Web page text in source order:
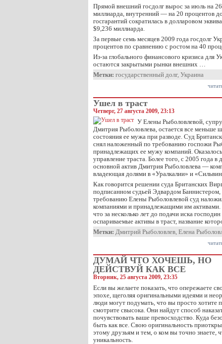
Прямой внешний госдолг вырос за июль на
миллиарда, внутренний — на 20 процентов
госгарантий сократилась в долларовом
$9,236 миллиарда.
За первые семь месяцев 2009 года госдолг
процентов по сравнению с ростом на 40
Из-за глобального финансового кризиса для
остаются закрытыми рынки внешних …
Метки: государственный долг, Украина
Ушел в траст
Четверг, 27 августа 2009, 23:13
У Елены Рыболовлевой,
Дмитрия Рыболовлева, остается все меньше
состояния ее мужа при разводе. Суд
снял наложенный по требованию госпожи
принадлежащих ее мужу компаний.
управление траста. Более того, с 2005 года в
основной актив Дмитрия Рыболовлева —
владеющая долями в «Уралкалии» и
Как говорится решении суда Британских
подписанном судьей Эдвардом Баннистером,
требованию Елены Рыболовлевой суд
компаниями и принадлежащими им
что за несколько лет до подачи иска
оспариваемые активы в траст, название
Метки: Дмитрий Рыболовлев, Елена
ДУМАЙ ЧТО ХОЧЕШЬ, НО
ДЕЙСТВУЙ КАК ВСЕ
Вторник, 25 августа 2009, 23:35
Если вы желаете показать, что опережаете
эпохе, щеголяя оригинальными идеями и
люди могут подумать, что вы просто хотите
смотрите свысока. Они найдут способ
почувствовать ваше превосходство. Куда
быть как все. Свою оригинальность
этому друзьям и тем, о ком вы точно знаете,
уникальность.